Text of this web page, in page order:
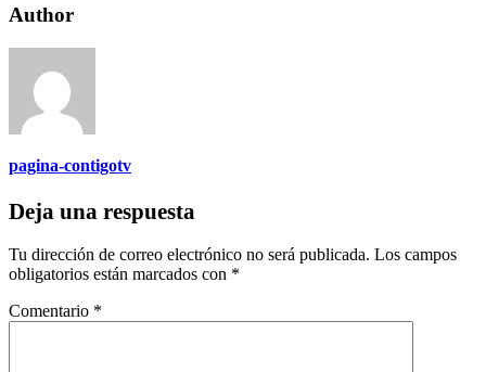
Author
pagina-contigotv
Deja una respuesta
Tu dirección de correo electrónico no será publicada. Los campos
obligatorios están marcados con *
Comentario *